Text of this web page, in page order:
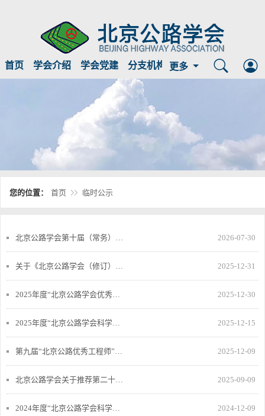
首页 学会介绍 学会党建 分支机构 临时公示 信息公开
更多
您的位置： 首页 临时公示
2026-07-30
北京公路学会第十届（常务）理
事会第六次会议纪要 2025-12-31
关于《北京公路学会（修订）》
的公示 2025-12-30
2025年度“北京公路学会优秀个
人会员”评选结果公示 2025-12-15
2025年度“北京公路学会科学技
术奖：评审结果公示 2025-12-09
第九届“北京公路优秀工程师”评
审结果公示 2025-09-09
北京公路学会关于推荐第二十五
届北京优秀青年工程师候选人名 2024-12-09
2024年度“北京公路学会科学技